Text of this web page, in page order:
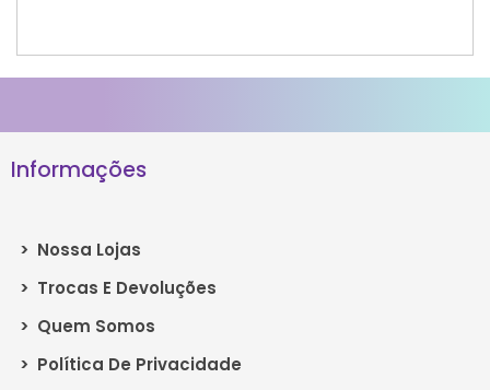
Informações
> Nossa Lojas
> Trocas E Devoluções
> Quem Somos
> Política De Privacidade